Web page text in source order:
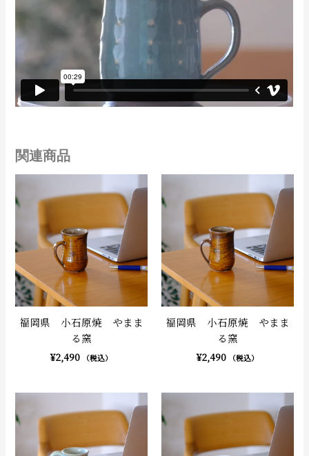
関連商品
福岡県 小石原焼 やまま
る窯
¥2,490 （税込）
福岡県 小石原焼 やまま
る窯
¥2,490 （税込）